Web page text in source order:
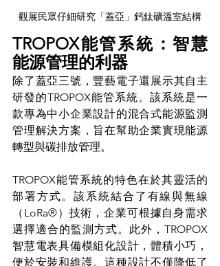
觀展民眾仔細研究「蓋亞」鈣鈦礦溫室結構
TROPOX能管系統：智慧
能源管理的利器
除了蓋亞三號，豐藝電子還展示其自主
研發的TROPOX能管系統。該系統是一
款專為中小企業設計的混合式能源監測
管理解決方案，旨在幫助企業實現能源
轉型與碳排放管理。
TROPOX能管系統的特色在於其靈活的
部署方式。該系統結合了有線與無線
（LoRa®）技術，企業可根據自身需求
選擇適合的監測方式。此外，TROPOX
智慧電表具備模組化設計，體積小巧，
便於安裝和維護。這種設計不僅降低了